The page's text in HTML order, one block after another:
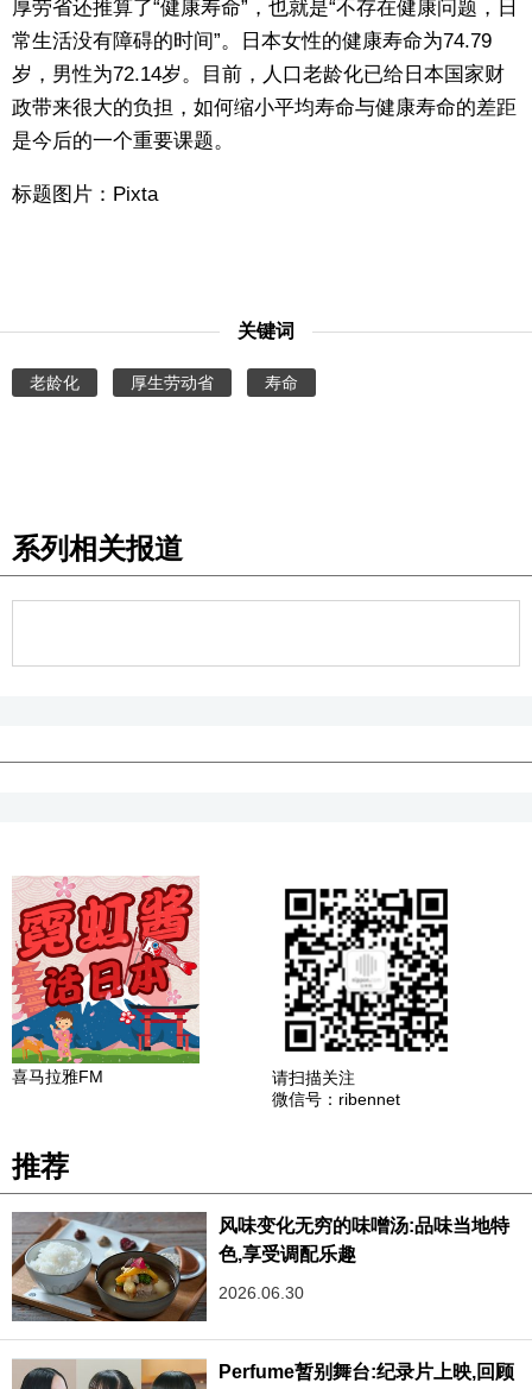
厚劳省还推算了“健康寿命”，也就是“不存在健康问题，日
常生活没有障碍的时间”。日本女性的健康寿命为74.79
岁，男性为72.14岁。目前，人口老龄化已给日本国家财
政带来很大的负担，如何缩小平均寿命与健康寿命的差距
是今后的一个重要课题。
标题图片：Pixta
关键词
老龄化 厚生劳动省 寿命
系列相关报道
喜马拉雅FM
请扫描关注
微信号：ribennet
推荐
风味变化无穷的味噌汤:品味当地特
色,享受调配乐趣‌
2026.06.30
Perfume暂别舞台:纪录片上映,回顾